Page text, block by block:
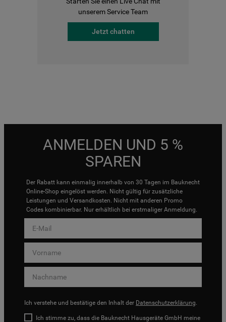
unserem Service Team
Jetzt chatten
ANMELDEN UND 5 %
SPAREN
Der Rabatt kann einmalig innerhalb von 30 Tagen im Bauknecht
Online-Shop eingelöst werden. Nicht gültig für zusätzliche
Leistungen und Versandkosten. Nicht mit anderen Promo
Codes kombinierbar. Nur erhältlich bei erstmaliger Anmeldung.
Ich verstehe und bestätige den Inhalt der Datenschutzerklärung.
Ich stimme zu, dass die Bauknecht Hausgeräte GmbH meine